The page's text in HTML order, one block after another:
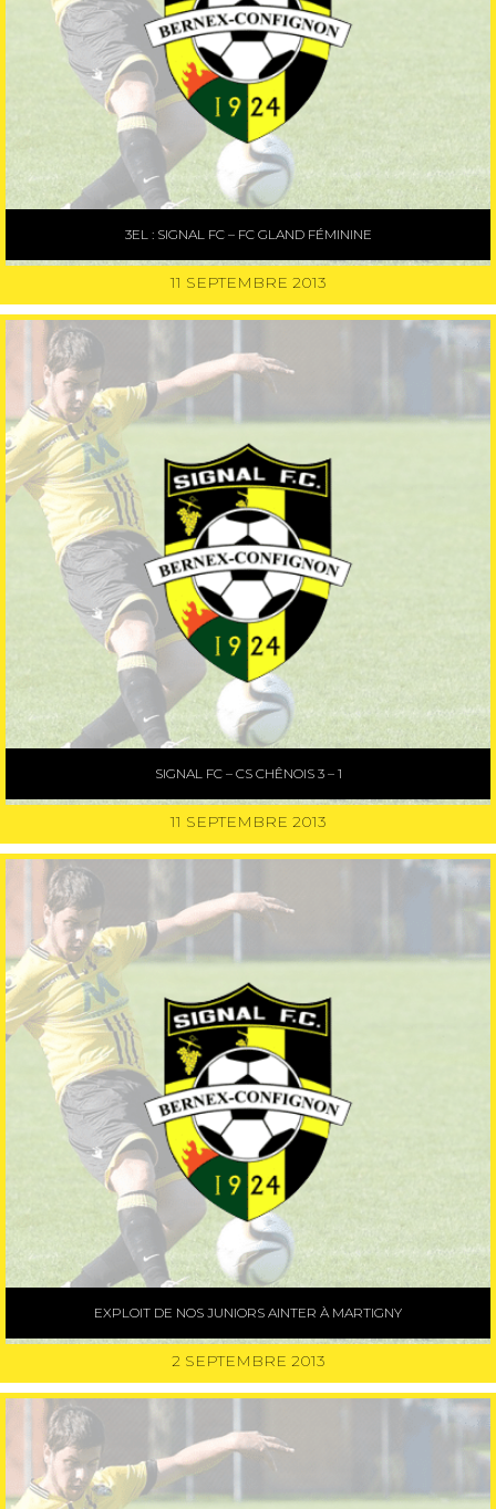
3EL : SIGNAL FC – FC GLAND FÉMININE
11 SEPTEMBRE 2013
SIGNAL FC – CS CHÊNOIS 3 – 1
11 SEPTEMBRE 2013
EXPLOIT DE NOS JUNIORS AINTER À MARTIGNY
2 SEPTEMBRE 2013